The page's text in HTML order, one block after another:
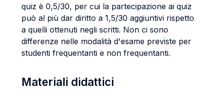
quiz è 0,5/30, per cui la partecipazione ai quiz
può al più dar diritto a 1,5/30 aggiuntivi rispetto
a quelli ottenuti negli scritti. Non ci sono
differenze nelle modalità d'esame previste per
studenti frequentanti e non frequentanti.
Materiali didattici